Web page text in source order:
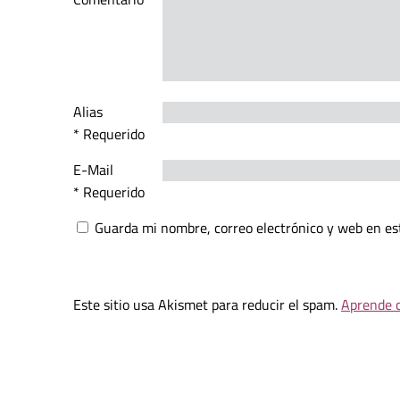
Alias
* Requerido
E-Mail
* Requerido
Guarda mi nombre, correo electrónico y web en
Este sitio usa Akismet para reducir el spam.Aprende